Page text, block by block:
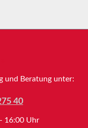
und Beratung unter:
40
16:00 Uhr